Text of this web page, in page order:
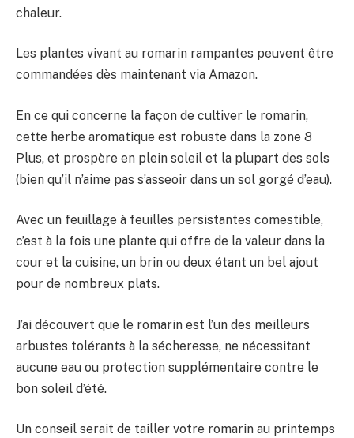
chaleur.
Les plantes vivant au romarin rampantes peuvent être
commandées dès maintenant via Amazon.
En ce qui concerne la façon de cultiver le romarin,
cette herbe aromatique est robuste dans la zone 8
Plus, et prospère en plein soleil et la plupart des sols
(bien qu’il n’aime pas s’asseoir dans un sol gorgé d’eau).
Avec un feuillage à feuilles persistantes comestible,
c’est à la fois une plante qui offre de la valeur dans la
cour et la cuisine, un brin ou deux étant un bel ajout
pour de nombreux plats.
J’ai découvert que le romarin est l’un des meilleurs
arbustes tolérants à la sécheresse, ne nécessitant
aucune eau ou protection supplémentaire contre le
bon soleil d’été.
Un conseil serait de tailler votre romarin au printemps